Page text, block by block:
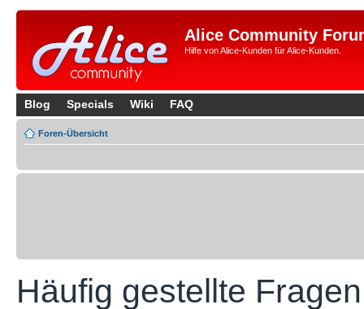
Alice Community
Hilfe von Alice-Kunden für Alice-Kunden.
Blog Specials Wiki FAQ
Foren-Übersicht
Häufig gestellte Fragen